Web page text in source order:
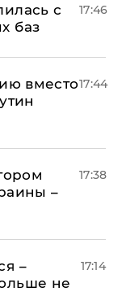
с
баз
17:46
вместо17:44
–
17:38
–
не
17:14